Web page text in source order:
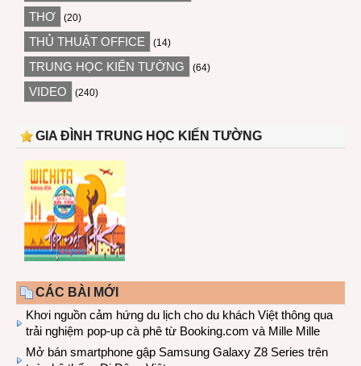
THƠ (20)
THỦ THUẬT OFFICE (14)
TRUNG HỌC KIẾN TƯỜNG (64)
VIDEO (240)
GIA ĐÌNH TRUNG HỌC KIẾN TƯỜNG
CÁC BÀI MỚI
Khơi nguồn cảm hứng du lịch cho du khách Việt thông qua
trải nghiệm pop-up cà phê từ Booking.com và Mille Mille
Mở bán smartphone gập Samsung Galaxy Z8 Series trên